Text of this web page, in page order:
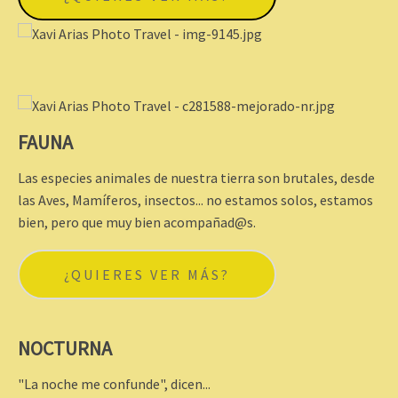
FAUNA
Las especies animales de nuestra tierra son brutales, desde
las Aves, Mamíferos, insectos... no estamos solos, estamos
bien, pero que muy bien acompañad@s.
¿QUIERES VER MÁS?
NOCTURNA
"La noche me confunde", dicen...